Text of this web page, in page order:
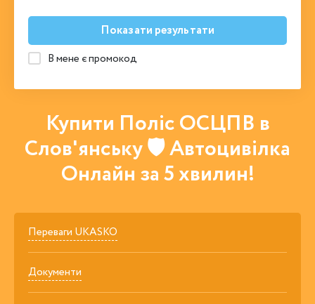
Купити Поліс ОСЦПВ в
Слов'янську 🛡 Автоцивілка
Онлайн за 5 хвилин!
Показати результати
В мене є промокод
Переваги UKASKO
Документи